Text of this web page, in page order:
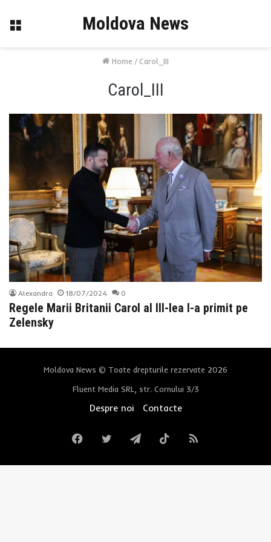
Menu Moldova News
Home / Carol_III
Carol_III
Alexandra 18/07/2024 0
Regele Marii Britanii Carol al III-lea l-a primit pe
Zelensky
Moldova News © Toate drepturile rezervate 2026
Fluent Media SRL, str. Cornului 3/3
Despre noi Contacte
FacebookTwitterTelegramTikTokRSS